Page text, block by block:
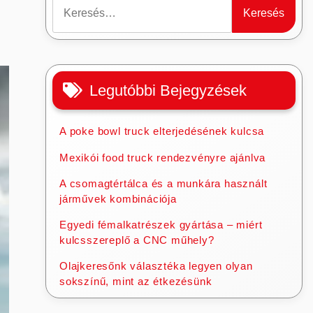
Legutóbbi Bejegyzések
A poke bowl truck elterjedésének kulcsa
Mexikói food truck rendezvényre ajánlva
A csomagtértálca és a munkára használt
járművek kombinációja
Egyedi fémalkatrészek gyártása – miért
kulcsszereplő a CNC műhely?
Olajkeresőnk választéka legyen olyan
sokszínű, mint az étkezésünk